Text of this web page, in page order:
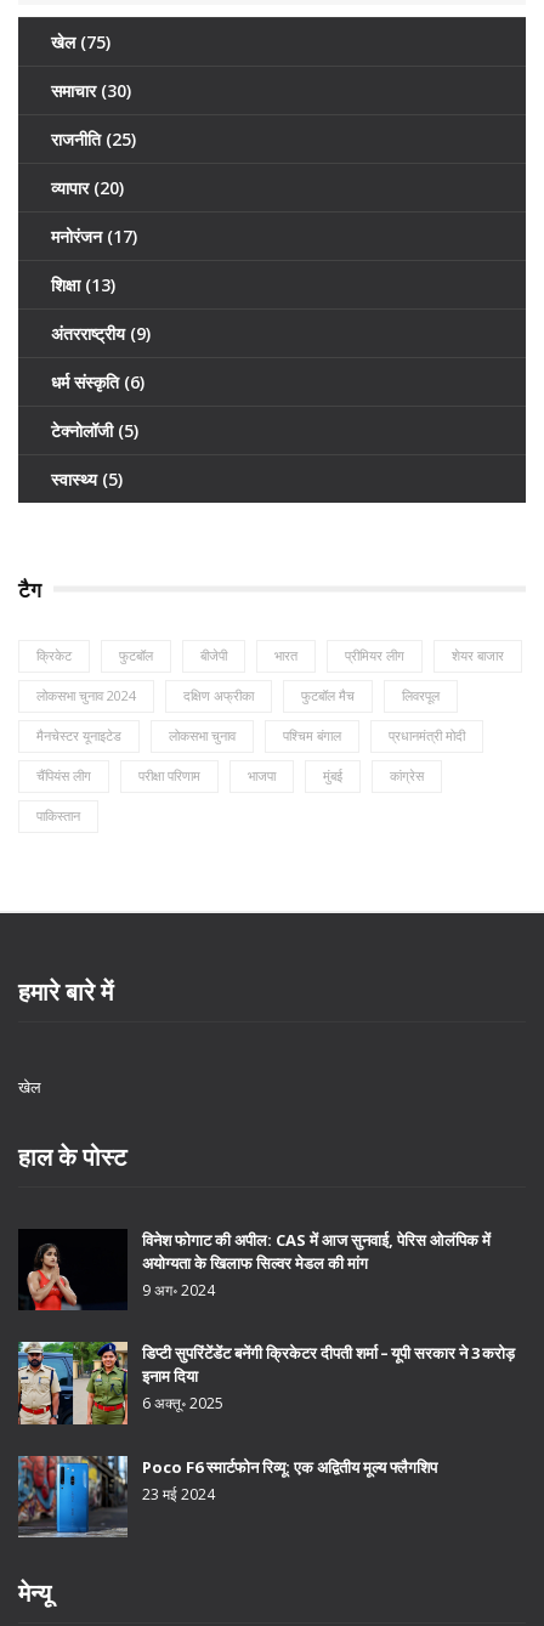
खेल (75)
समाचार (30)
राजनीति (25)
व्यापार (20)
मनोरंजन (17)
शिक्षा (13)
अंतरराष्ट्रीय (9)
धर्म संस्कृति (6)
टेक्नोलॉजी (5)
स्वास्थ्य (5)
टैग
क्रिकेट फुटबॉल बीजेपी भारत प्रीमियर लीग शेयर बाजार
लोकसभा चुनाव 2024 दक्षिण अफ्रीका फुटबॉल मैच लिवरपूल
मैनचेस्टर यूनाइटेड लोकसभा चुनाव पश्चिम बंगाल प्रधानमंत्री मोदी
चैंपियंस लीग परीक्षा परिणाम भाजपा मुंबई कांग्रेस
पाकिस्तान
हमारे बारे में
खेल
हाल के पोस्ट
विनेश फोगाट की अपील: CAS में आज सुनवाई, पेरिस ओलंपिक में
अयोग्यता के खिलाफ सिल्वर मेडल की मांग
9 अग॰ 2024
डिप्टी सुपरिंटेंडेंट बनेंगी क्रिकेटर दीपती शर्मा – यूपी सरकार ने 3 करोड़
इनाम दिया
6 अक्तू॰ 2025
Poco F6 स्मार्टफोन रिव्यू: एक अद्वितीय मूल्य फ्लैगशिप
23 मई 2024
मेन्यू